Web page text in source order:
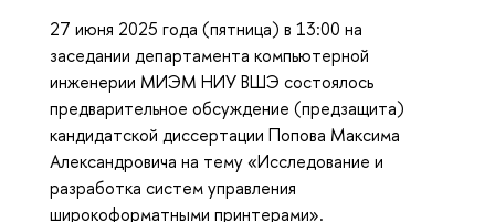
27 июня 2025 года (пятница) в 13:00 на
заседании департамента компьютерной
инженерии МИЭМ НИУ ВШЭ состоялось
предварительное обсуждение (предзащита)
кандидатской диссертации Попова Максима
Александровича на тему «Исследование и
разработка систем управления
широкоформатными принтерами».